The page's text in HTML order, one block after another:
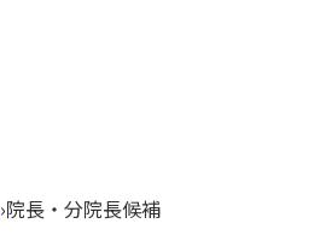
›院長・分院長候補